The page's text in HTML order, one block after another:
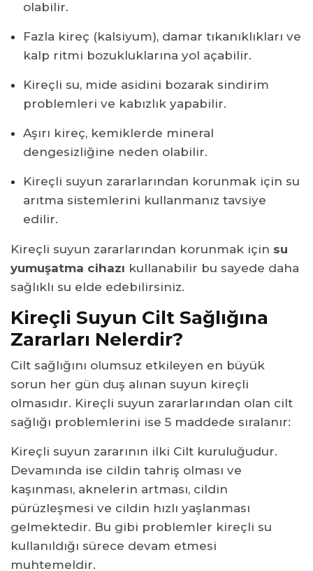
olabilir.
Fazla kireç (kalsiyum), damar tıkanıklıkları ve
kalp ritmi bozukluklarına yol açabilir.
Kireçli su, mide asidini bozarak sindirim
problemleri ve kabızlık yapabilir.
Aşırı kireç, kemiklerde mineral
dengesizliğine neden olabilir.
Kireçli suyun zararlarından korunmak için su
arıtma sistemlerini kullanmanız tavsiye
edilir.
Kireçli suyun zararlarından korunmak için su
yumuşatma cihazı kullanabilir bu sayede daha
sağlıklı su elde edebilirsiniz.
Kireçli Suyun Cilt Sağlığına
Zararları Nelerdir?
Cilt sağlığını olumsuz etkileyen en büyük
sorun her gün duş alınan suyun kireçli
olmasıdır. Kireçli suyun zararlarından olan cilt
sağlığı problemlerini ise 5 maddede sıralanır:
Kireçli suyun zararının ilki Cilt kuruluğudur.
Devamında ise cildin tahriş olması ve
kaşınması, aknelerin artması, cildin
pürüzleşmesi ve cildin hızlı yaşlanması
gelmektedir. Bu gibi problemler kireçli su
kullanıldığı sürece devam etmesi
muhtemeldir.